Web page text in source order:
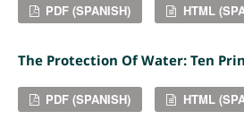
PDF (SPANISH) HTML
The Protection Of Water: Ten
PDF (SPANISH) HTML